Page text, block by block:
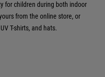
for children during both indoor
from the online store, or
T-shirts, and hats.